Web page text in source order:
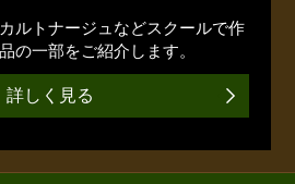
ルトナージュなどスクールで作
の一部をご紹介します。
詳しく見る